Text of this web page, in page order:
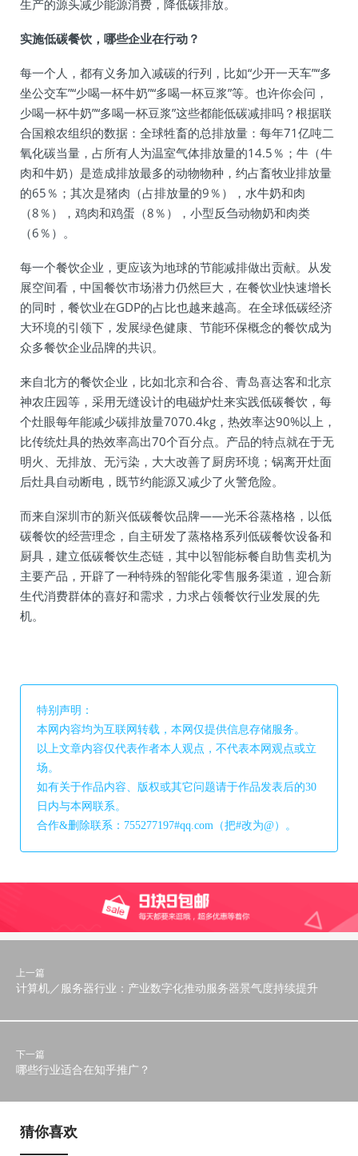
生产的源头减少能源消费，降低碳排放。
实施低碳餐饮，哪些企业在行动？
每一个人，都有义务加入减碳的行列，比如“少开一天车”“多
坐公交车”“少喝一杯牛奶”“多喝一杯豆浆”等。也许你会问，
少喝一杯牛奶”“多喝一杯豆浆”这些都能低碳减排吗？根据联
合国粮农组织的数据：全球牲畜的总排放量：每年71亿吨二
氧化碳当量，占所有人为温室气体排放量的14.5％；牛（牛
肉和牛奶）是造成排放最多的动物物种，约占畜牧业排放量
的65％；其次是猪肉（占排放量的9％），水牛奶和肉
（8％），鸡肉和鸡蛋（8％），小型反刍动物奶和肉类
（6％）。
每一个餐饮企业，更应该为地球的节能减排做出贡献。从发
展空间看，中国餐饮市场潜力仍然巨大，在餐饮业快速增长
的同时，餐饮业在GDP的占比也越来越高。在全球低碳经济
大环境的引领下，发展绿色健康、节能环保概念的餐饮成为
众多餐饮企业品牌的共识。
来自北方的餐饮企业，比如北京和合谷、青岛喜达客和北京
神农庄园等，采用无缝设计的电磁炉灶来实践低碳餐饮，每
个灶眼每年能减少碳排放量7070.4kg，热效率达90%以上，
比传统灶具的热效率高出70个百分点。产品的特点就在于无
明火、无排放、无污染，大大改善了厨房环境；锅离开灶面
后灶具自动断电，既节约能源又减少了火警危险。
而来自深圳市的新兴低碳餐饮品牌——光禾谷蒸格格，以低
碳餐饮的经营理念，自主研发了蒸格格系列低碳餐饮设备和
厨具，建立低碳餐饮生态链，其中以智能标餐自助售卖机为
主要产品，开辟了一种特殊的智能化零售服务渠道，迎合新
生代消费群体的喜好和需求，力求占领餐饮行业发展的先
机。
特别声明：
本网内容均为互联网转载，本网仅提供信息存储服务。
以上文章内容仅代表作者本人观点，不代表本网观点或立
场。
如有关于作品内容、版权或其它问题请于作品发表后的30
日内与本网联系。
合作&删除联系：755277197#qq.com（把#改为@）。
上一篇
计算机／服务器行业：产业数字化推动服务器景气度持续提升
下一篇
哪些行业适合在知乎推广？
猜你喜欢